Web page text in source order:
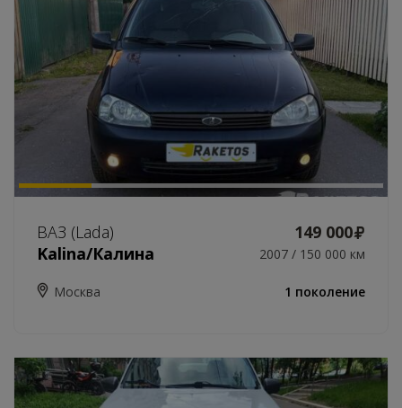
ВАЗ (Lada)
149 000
Kalina/Калина
2007 / 150 000 км
Москва 1 поколение